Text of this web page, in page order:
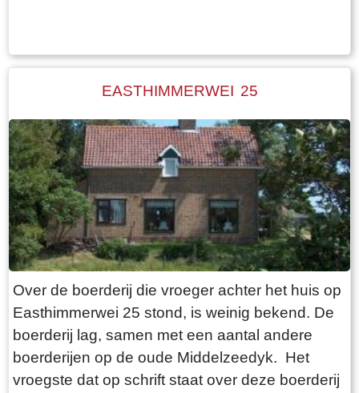
lager is dan het voorhuis. Daarachter de schuur,
naast de boerderij in de hooiberg opgeslagen.
Het laatste langhuis met de bijbehorende
hooiberg in Fryslân staat, volledig
gerestaureerd, in het dorp Warten. Het is als
museum ingericht ( bouwjaar 1725)
EASTHIMMERWEI 25
Over de boerderij die vroeger achter het huis op
Easthimmerwei 25 stond, is weinig bekend. De
boerderij lag, samen met een aantal andere
boerderijen op de oude Middelzeedyk. Het
vroegste dat op schrift staat over deze boerderij